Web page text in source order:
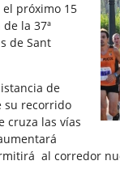
próximo 15
la 37ª
de Sant
de
su recorrido
cruza las vías
al corredor